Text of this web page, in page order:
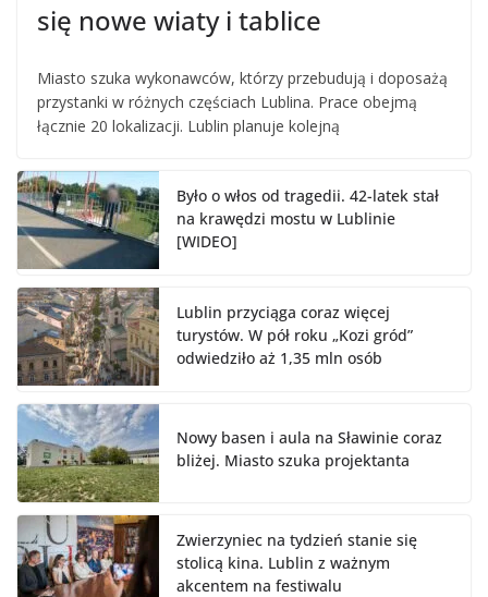
się nowe wiaty i tablice
Miasto szuka wykonawców, którzy przebudują i doposażą
przystanki w różnych częściach Lublina. Prace obejmą
łącznie 20 lokalizacji. Lublin planuje kolejną
Było o włos od tragedii. 42-latek stał
na krawędzi mostu w Lublinie
[WIDEO]
Lublin przyciąga coraz więcej
turystów. W pół roku „Kozi gród”
odwiedziło aż 1,35 mln osób
Nowy basen i aula na Sławinie coraz
bliżej. Miasto szuka projektanta
Zwierzyniec na tydzień stanie się
stolicą kina. Lublin z ważnym
akcentem na festiwalu